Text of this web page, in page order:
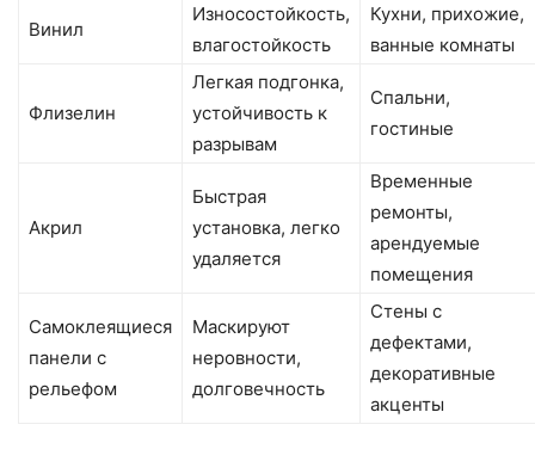
Винил
Износостойкость,
влагостойкость
Кухни, прихожие,
ванные комнаты
Флизелин
Легкая подгонка,
устойчивость к
разрывам
Спальни,
гостиные
Акрил
Быстрая
установка, легко
удаляется
Временные
ремонты,
арендуемые
помещения
Самоклеящиеся
панели с
рельефом
Маскируют
неровности,
долговечность
Стены с
дефектами,
декоративные
акценты